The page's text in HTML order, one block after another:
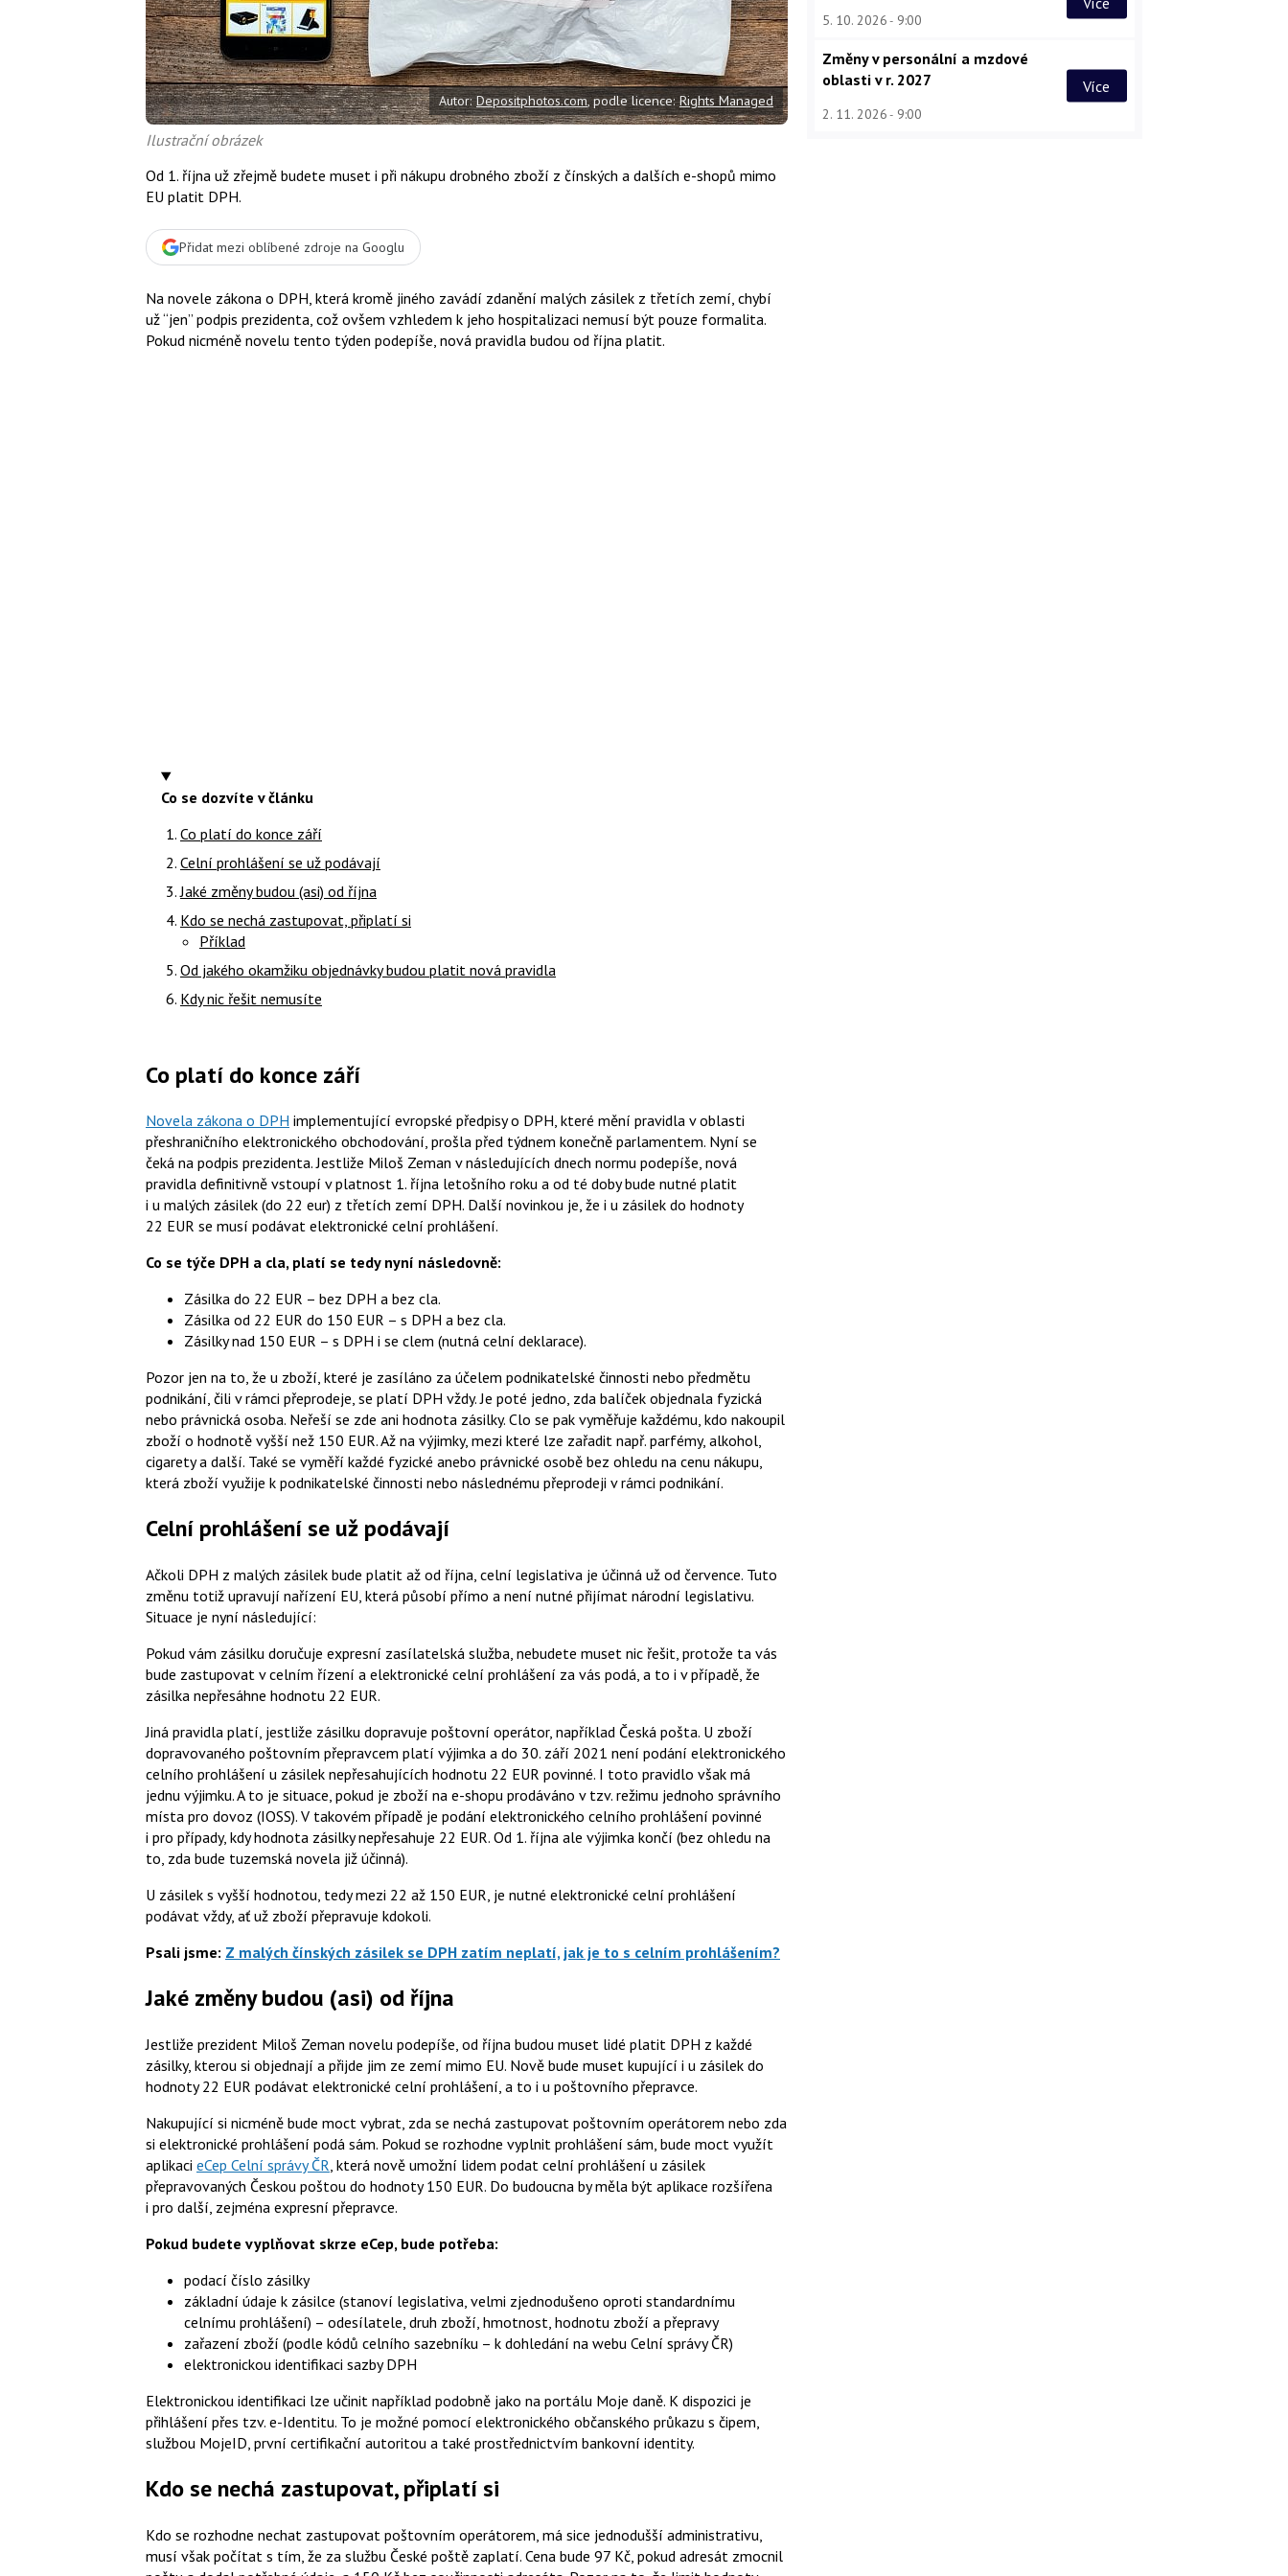
u
Autor:Depositphotos.com, podle licence:Rights Managed
Ilustrační obrázek
Od 1. října už zřejmě budete muset i při nákupu drobného zboží z čínských a dalších e-shopů mimo
EU platit DPH.
Přidat mezi oblíbené zdroje na Googlu
Na novele zákona o DPH, která kromě jiného zavádí zdanění malých zásilek z třetích zemí, chybí
už “jen” podpis prezidenta, což ovšem vzhledem k jeho hospitalizaci nemusí být pouze formalita.
Pokud nicméně novelu tento týden podepíše, nová pravidla budou od října platit.
Co se dozvíte v článku
Co platí do konce září
Celní prohlášení se už podávají
Jaké změny budou (asi) od října
Kdo se nechá zastupovat, připlatí si
Příklad
Od jakého okamžiku objednávky budou platit nová pravidla
Kdy nic řešit nemusíte
Co platí do konce září
Novela zákona o DPH implementující evropské předpisy o DPH, které mění pravidla v oblasti
přeshraničního elektronického obchodování, prošla před týdnem konečně parlamentem. Nyní se
čeká na podpis prezidenta. Jestliže Miloš Zeman v následujících dnech normu podepíše, nová
pravidla definitivně vstoupí v platnost 1. října letošního roku a od té doby bude nutné platit
i u malých zásilek (do 22 eur) z třetích zemí DPH. Další novinkou je, že i u zásilek do hodnoty
22 EUR se musí podávat elektronické celní prohlášení.
Co se týče DPH a cla, platí se tedy nyní následovně:
Zásilka do 22 EUR – bez DPH a bez cla.
Zásilka od 22 EUR do 150 EUR – s DPH a bez cla.
Zásilky nad 150 EUR – s DPH i se clem (nutná celní deklarace).
Pozor jen na to, že u zboží, které je zasíláno za účelem podnikatelské činnosti nebo předmětu
podnikání, čili v rámci přeprodeje, se platí DPH vždy. Je poté jedno, zda balíček objednala fyzická
nebo právnická osoba. Neřeší se zde ani hodnota zásilky. Clo se pak vyměřuje každému, kdo nakoupil
zboží o hodnotě vyšší než 150 EUR. Až na výjimky, mezi které lze zařadit např. parfémy, alkohol,
cigarety a další. Také se vyměří každé fyzické anebo právnické osobě bez ohledu na cenu nákupu,
která zboží využije k podnikatelské činnosti nebo následnému přeprodeji v rámci podnikání.
Celní prohlášení se už podávají
Ačkoli DPH z malých zásilek bude platit až od října, celní legislativa je účinná už od července. Tuto
změnu totiž upravují nařízení EU, která působí přímo a není nutné přijímat národní legislativu.
Situace je nyní následující:
Pokud vám zásilku doručuje expresní zasílatelská služba, nebudete muset nic řešit, protože ta vás
bude zastupovat v celním řízení a elektronické celní prohlášení za vás podá, a to i v případě, že
zásilka nepřesáhne hodnotu 22 EUR.
Jiná pravidla platí, jestliže zásilku dopravuje poštovní operátor, například Česká pošta. U zboží
dopravovaného poštovním přepravcem platí výjimka a do 30. září 2021 není podání elektronického
celního prohlášení u zásilek nepřesahujících hodnotu 22 EUR povinné. I toto pravidlo však má
jednu výjimku. A to je situace, pokud je zboží na e-shopu prodáváno v tzv. režimu jednoho správního
místa pro dovoz (IOSS). V takovém případě je podání elektronického celního prohlášení povinné
i pro případy, kdy hodnota zásilky nepřesahuje 22 EUR. Od 1. října ale výjimka končí (bez ohledu na
to, zda bude tuzemská novela již účinná).
U zásilek s vyšší hodnotou, tedy mezi 22 až 150 EUR, je nutné elektronické celní prohlášení
podávat vždy, ať už zboží přepravuje kdokoli.
Psali jsme: Z malých čínských zásilek se DPH zatím neplatí, jak je to s celním prohlášením?
Jaké změny budou (asi) od října
Jestliže prezident Miloš Zeman novelu podepíše, od října budou muset lidé platit DPH z každé
zásilky, kterou si objednají a přijde jim ze zemí mimo EU. Nově bude muset kupující i u zásilek do
hodnoty 22 EUR podávat elektronické celní prohlášení, a to i u poštovního přepravce.
Nakupující si nicméně bude moct vybrat, zda se nechá zastupovat poštovním operátorem nebo zda
si elektronické prohlášení podá sám. Pokud se rozhodne vyplnit prohlášení sám, bude moct využít
aplikaci eCep Celní správy ČR, která nově umožní lidem podat celní prohlášení u zásilek
přepravovaných Českou poštou do hodnoty 150 EUR. Do budoucna by měla být aplikace rozšířena
i pro další, zejména expresní přepravce.
Pokud budete vyplňovat skrze eCep, bude potřeba:
podací číslo zásilky
základní údaje k zásilce (stanoví legislativa, velmi zjednodušeno oproti standardnímu
celnímu prohlášení) – odesílatele, druh zboží, hmotnost, hodnotu zboží a přepravy
zařazení zboží (podle kódů celního sazebníku – k dohledání na webu Celní správy ČR)
elektronickou identifikaci sazby DPH
Elektronickou identifikaci lze učinit například podobně jako na portálu Moje daně. K dispozici je
přihlášení přes tzv. e-Identitu. To je možné pomocí elektronického občanského průkazu s čipem,
službou MojeID, první certifikační autoritou a také prostřednictvím bankovní identity.
Kdo se nechá zastupovat, připlatí si
Kdo se rozhodne nechat zastupovat poštovním operátorem, má sice jednodušší administrativu,
musí však počítat s tím, že za službu České poště zaplatí. Cena bude 97 Kč, pokud adresát zmocnil
5. 10. 2026 9:00
Změny v personální a mzdové
oblasti v r. 2027
2. 11. 2026 9:00
Více